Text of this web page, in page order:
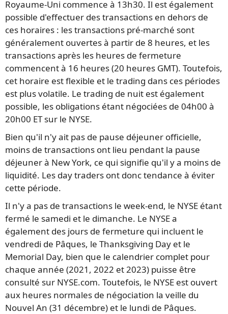
Royaume-Uni commence à 13h30. Il est également
possible d'effectuer des transactions en dehors de
ces horaires : les transactions pré-marché sont
généralement ouvertes à partir de 8 heures, et les
transactions après les heures de fermeture
commencent à 16 heures (20 heures GMT). Toutefois,
cet horaire est flexible et le trading dans ces périodes
est plus volatile. Le trading de nuit est également
possible, les obligations étant négociées de 04h00 à
20h00 ET sur le NYSE.
Bien qu'il n'y ait pas de pause déjeuner officielle,
moins de transactions ont lieu pendant la pause
déjeuner à New York, ce qui signifie qu'il y a moins de
liquidité. Les day traders ont donc tendance à éviter
cette période.
Il n'y a pas de transactions le week-end, le NYSE étant
fermé le samedi et le dimanche. Le NYSE a
également des jours de fermeture qui incluent le
vendredi de Pâques, le Thanksgiving Day et le
Memorial Day, bien que le calendrier complet pour
chaque année (2021, 2022 et 2023) puisse être
consulté sur NYSE.com. Toutefois, le NYSE est ouvert
aux heures normales de négociation la veille du
Nouvel An (31 décembre) et le lundi de Pâques.